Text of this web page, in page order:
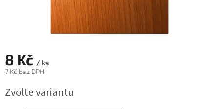
8 Kč / ks
7 Kč bez DPH
cena:
Zvolte variantu